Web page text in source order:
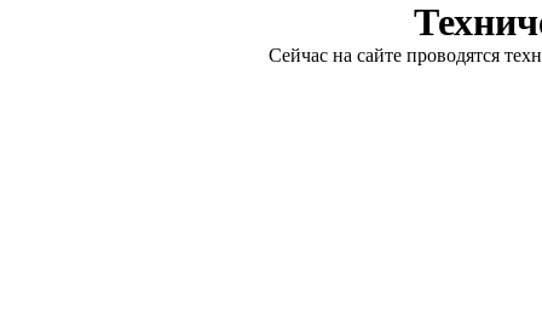
Сейчас на сайте проводятся